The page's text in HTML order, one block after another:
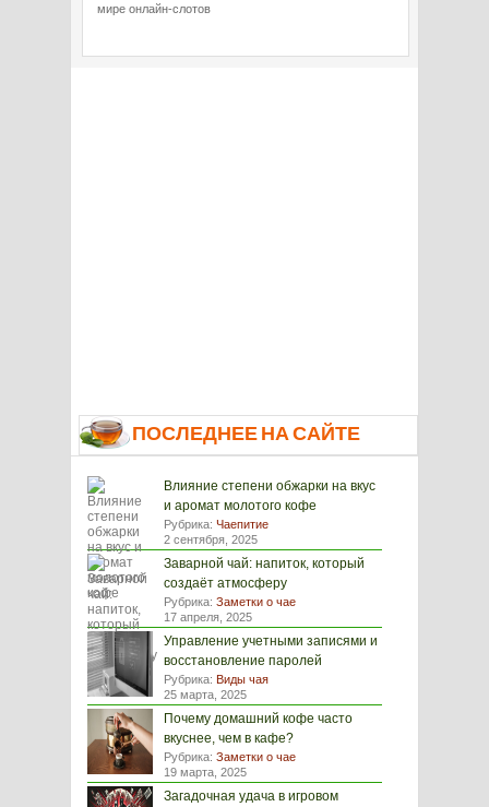
мире онлайн-слотов
ПОСЛЕДНЕЕ НА САЙТЕ
Влияние степени обжарки на вкус
и аромат молотого кофе
Рубрика: Чаепитие
2 сентября, 2025
Заварной чай: напиток, который
создаёт атмосферу
Рубрика: Заметки о чае
17 апреля, 2025
Управление учетными записями и
восстановление паролей
Рубрика: Виды чая
25 марта, 2025
Почему домашний кофе часто
вкуснее, чем в кафе?
Рубрика: Заметки о чае
19 марта, 2025
Загадочная удача в игровом